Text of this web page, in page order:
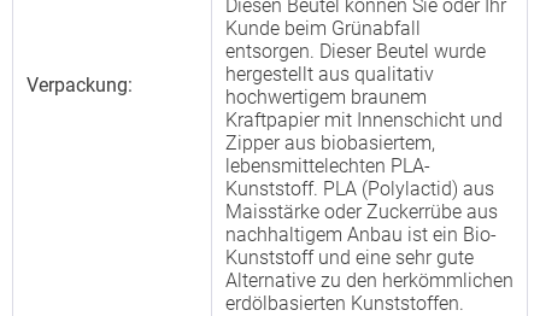
Verpackung:
Diesen Beutel können Sie oder Ihr
Kunde beim Grünabfall
entsorgen. Dieser Beutel wurde
hergestellt aus qualitativ
hochwertigem braunem
Kraftpapier mit Innenschicht und
Zipper aus biobasiertem,
lebensmittelechten PLA-
Kunststoff. PLA (Polylactid) aus
Maisstärke oder Zuckerrübe aus
nachhaltigem Anbau ist ein Bio-
Kunststoff und eine sehr gute
Alternative zu den herkömmlichen
erdölbasierten Kunststoffen.